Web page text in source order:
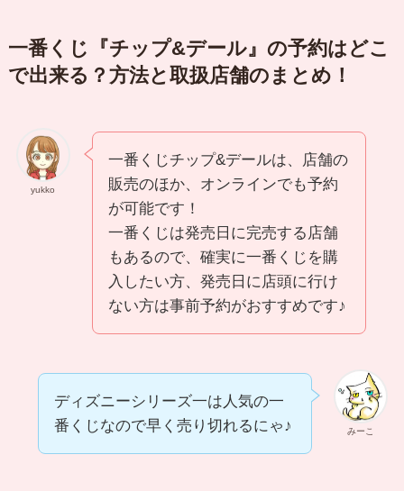
一番くじ『チップ&デール』の予約はどこ
で出来る？方法と取扱店舗のまとめ！
yukko
一番くじチップ&デールは、店舗の
販売のほか、オンラインでも予約
が可能です！
一番くじは発売日に完売する店舗
もあるので、確実に一番くじを購
入したい方、発売日に店頭に行け
ない方は事前予約がおすすめです♪
みーこ
ディズニーシリーズ一は人気の一
番くじなので早く売り切れるにゃ♪